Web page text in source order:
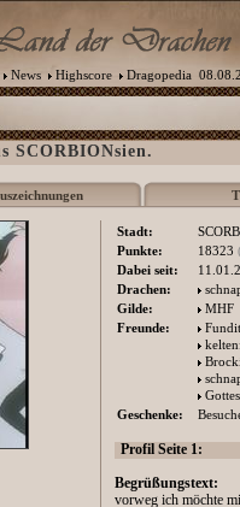
News Highscore Dragopedia
SCORBIONsien.
Stadt:
Punkte:
18323
Dabei seit:
Drachen:
Gilde:
MHF
Freunde:
Geschenke:
Profil Seite 1:
Begrüßungstext:
vorweg ich möchte